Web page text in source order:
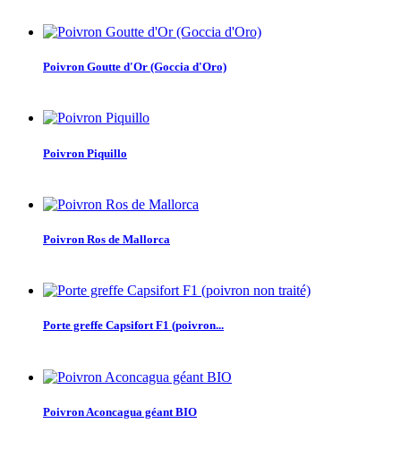
Poivron Goutte d'Or (Goccia d'Oro)
Poivron Piquillo
Poivron Ros de Mallorca
Porte greffe Capsifort F1 (poivron...
Poivron Aconcagua géant BIO